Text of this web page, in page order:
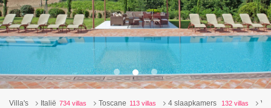
Villa's Italië 734 villas Toscane 113 villas 4 slaapkamers 132 villas